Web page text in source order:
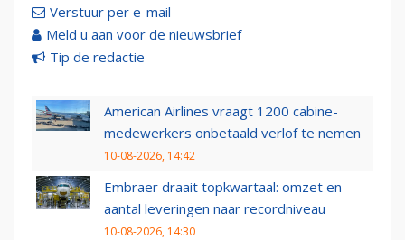
Verstuur per e-mail
Meld u aan voor de nieuwsbrief
Tip de redactie
American Airlines vraagt 1200 cabine-
medewerkers onbetaald verlof te nemen
10-08-2026, 14:42
Embraer draait topkwartaal: omzet en
aantal leveringen naar recordniveau
10-08-2026, 14:30